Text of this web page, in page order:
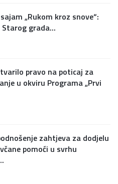
„Rukom kroz snove“:
grada...
pravo na poticaj za
u okviru Programa „Prvi
zahtjeva za dodjelu
pomoći u svrhu